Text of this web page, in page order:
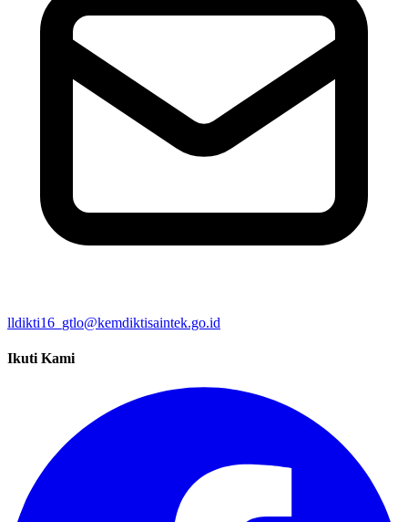
lldikti16_gtlo@kemdiktisaintek.go.id
Ikuti Kami